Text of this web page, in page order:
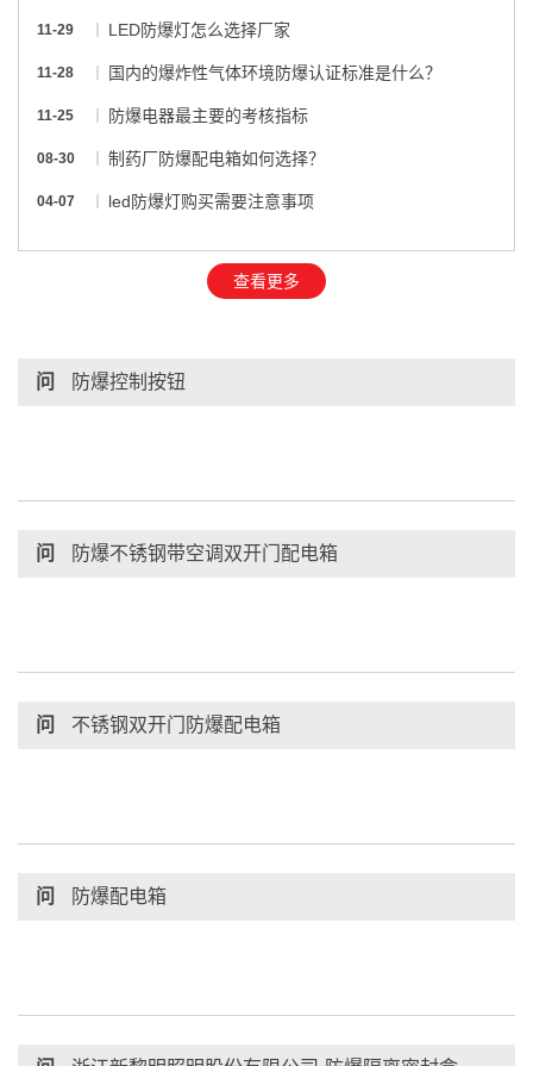
11-29 LED防爆灯怎么选择厂家
11-28 国内的爆炸性气体环境防爆认证标准是什么？
11-25 防爆电器最主要的考核指标
08-30 制药厂防爆配电箱如何选择？
04-07 led防爆灯购买需要注意事项
查看更多
问 防爆控制按钮
问 防爆不锈钢带空调双开门配电箱
问 不锈钢双开门防爆配电箱
问 防爆配电箱